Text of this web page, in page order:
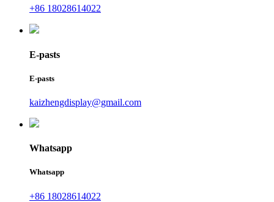
+86 18028614022
E-pasts
E-pasts
kaizhengdisplay@gmail.com
Whatsapp
Whatsapp
+86 18028614022